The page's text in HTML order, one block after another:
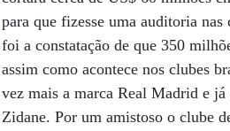
para que fizesse uma auditoria
foi a constatação de que 350
assim como acontece nos clubes
vez mais a marca Real Madrid e
Zidane. Por um amistoso o clube